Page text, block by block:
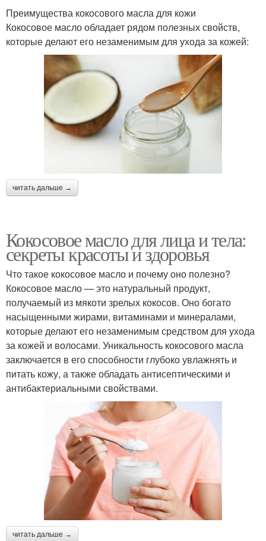
Преимущества кокосового масла для кожи
Кокосовое масло обладает рядом полезных свойств,
которые делают его незаменимым для ухода за кожей:
читать дальше →
Кокосовое масло для лица и тела:
секреты красоты и здоровья
Что такое кокосовое масло и почему оно полезно?
Кокосовое масло — это натуральный продукт,
получаемый из мякоти зрелых кокосов. Оно богато
насыщенными жирами, витаминами и минералами,
которые делают его незаменимым средством для ухода
за кожей и волосами. Уникальность кокосового масла
заключается в его способности глубоко увлажнять и
питать кожу, а также обладать антисептическими и
антибактериальными свойствами.
читать дальше →